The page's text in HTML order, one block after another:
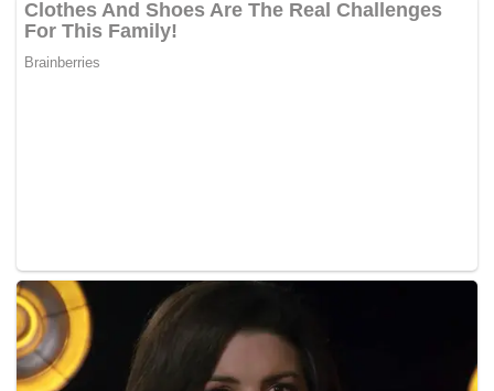
menjalankan kegiatan itu walaupun pernah diserbu
sebelum ini.
Beliau berkata ini merupakan usaha berterusan pihak polis
bagi memastikan operasi perjudian di daerah itu ditutup
sepenuhnya.
“Setakat serbuan semula yang dijalankan, tiada peralatan